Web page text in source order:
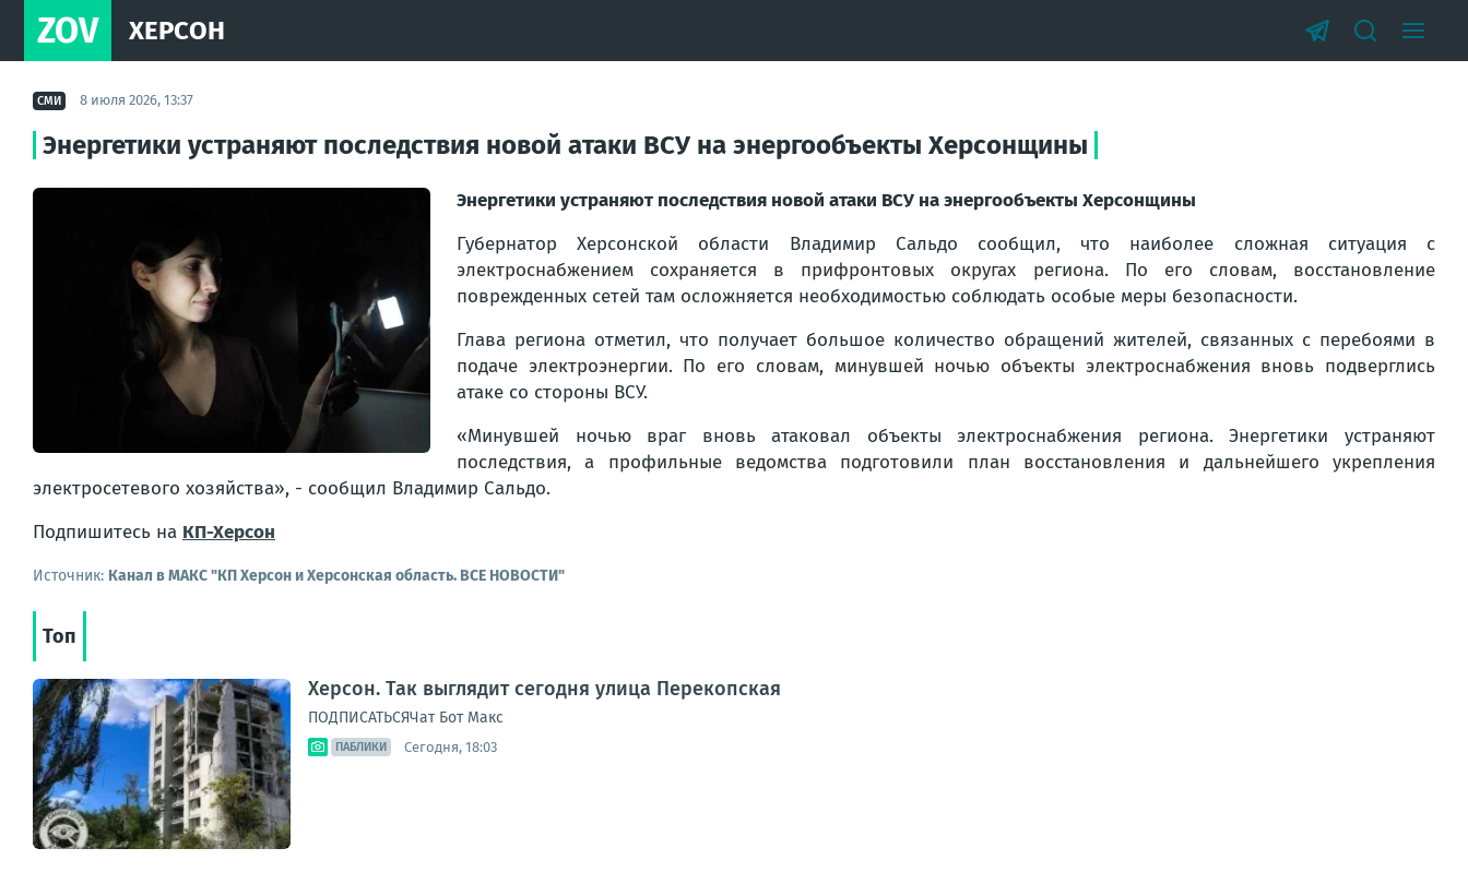
ZOV ХЕРСОН
СМИ 8 июля 2026, 13:37
Энергетики устраняют последствия новой атаки ВСУ на энергообъекты Херсонщины
Энергетики устраняют последствия новой атаки ВСУ на энергообъекты Херсонщины
Губернатор Херсонской области Владимир Сальдо сообщил, что наиболее сложная ситуация с
электроснабжением сохраняется в прифронтовых округах региона. По его словам, восстановление
поврежденных сетей там осложняется необходимостью соблюдать особые меры безопасности.
Глава региона отметил, что получает большое количество обращений жителей, связанных с перебоями в
подаче электроэнергии. По его словам, минувшей ночью объекты электроснабжения вновь подверглись
атаке со стороны ВСУ.
«Минувшей ночью враг вновь атаковал объекты электроснабжения региона. Энергетики устраняют
последствия, а профильные ведомства подготовили план восстановления и дальнейшего укрепления
электросетевого хозяйства», - сообщил Владимир Сальдо.
Подпишитесь на КП-Херсон
Источник: Канал в МАКС "КП Херсон и Херсонская область. ВСЕ НОВОСТИ"
Топ
Херсон. Так выглядит сегодня улица Перекопская
ПОДПИСАТЬСЯЧат Бот Макс
ПАБЛИКИ Сегодня, 18:03